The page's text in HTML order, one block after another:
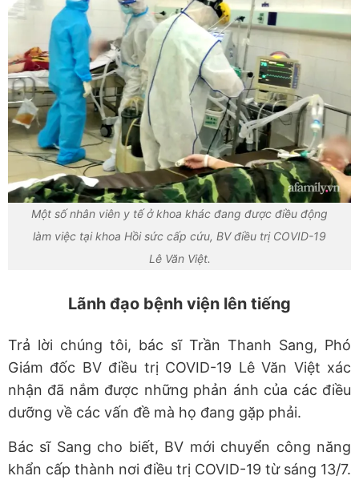
Một số nhân viên y tế ở khoa khác đang được điều động
làm việc tại khoa Hồi sức cấp cứu, BV điều trị COVID-19
Lê Văn Việt.
Lãnh đạo bệnh viện lên tiếng
Trả lời chúng tôi, bác sĩ Trần Thanh Sang, Phó
Giám đốc BV điều trị COVID-19 Lê Văn Việt xác
nhận đã nắm được những phản ánh của các điều
dưỡng về các vấn đề mà họ đang gặp phải.
Bác sĩ Sang cho biết, BV mới chuyển công năng
khẩn cấp thành nơi điều trị COVID-19 từ sáng 13/7.